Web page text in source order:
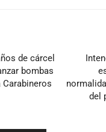
de cárcel
bombas
del